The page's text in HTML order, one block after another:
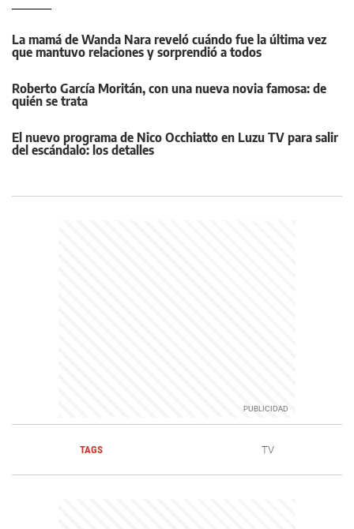
La mamá de Wanda Nara reveló cuándo fue la última vez
que mantuvo relaciones y sorprendió a todos
Roberto García Moritán, con una nueva novia famosa: de
quién se trata
El nuevo programa de Nico Occhiatto en Luzu TV para salir
del escándalo: los detalles
TAGS TV